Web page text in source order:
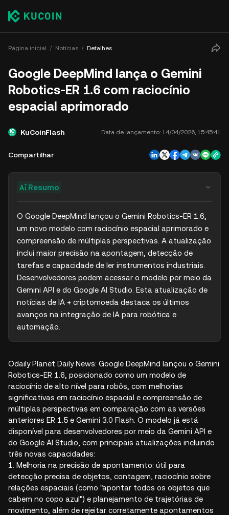
Página inicial Notícias Detalhes
Google DeepMind lança o Gemini
Robotics-ER 1.6 com raciocínio
espacial aprimorado
KuCoinFlash Data de lançamento: 14/04/2026, 15:45:41
Compartilhar
Resumo
O Google DeepMind lançou o Gemini Robotics-ER 1.6,
um novo modelo com raciocínio espacial aprimorado e
compreensão de múltiplas perspectivas. A atualização
inclui maior precisão na apontagem, detecção de
tarefas e capacidade de ler instrumentos industriais.
Desenvolvedores podem acessar o modelo por meio da
Gemini API e do Google AI Studio. Esta atualização de
notícias de IA + criptomoeda destaca os últimos
avanços na integração de IA para robótica e
automação.
Odaily Planet Daily News: Google DeepMind lançou o Gemini
Robotics-ER 1.6, posicionado como um modelo de
raciocínio de alto nível para robôs, com melhorias
significativas em raciocínio espacial e compreensão de
múltiplas perspectivas em comparação com as versões
anteriores ER 1.5 e Gemini 3.0 Flash. O modelo já está
disponível para desenvolvedores por meio da Gemini API e
do Google AI Studio, com principais atualizações incluindo
três novas capacidades:
1. Melhoria na precisão de apontamento: útil para
detecção precisa de objetos, contagem, raciocínio sobre
relações espaciais (como "apontar todos os objetos que
cabem no copo azul") e planejamento de trajetórias de
movimento, além de rejeitar corretamente apontamentos